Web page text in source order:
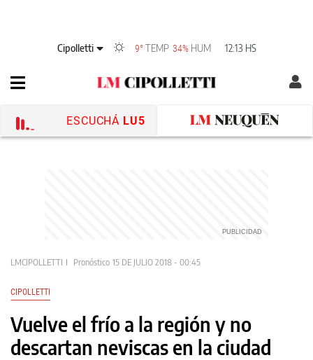
Cipolletti 9° TEMP 34% HUM 12:13 HS
ESCUCHÁ LU5
LMCIPOLLETTI Pronóstico 15 DE JULIO 2018 - 00:45
CIPOLLETTI
Vuelve el frío a la región y no
descartan neviscas en la ciudad